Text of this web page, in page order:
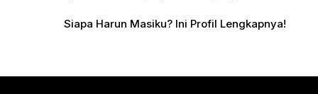
Siapa Harun Masiku? Ini Profil Lengkapnya!